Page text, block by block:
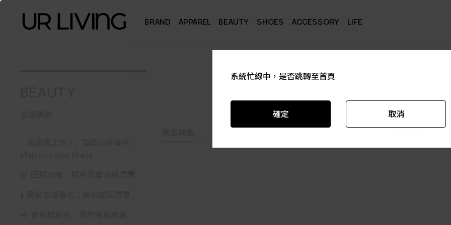
BRAND APPAREL BEAUTY SHOES ACCESSORY LIFE
系統忙線中，是否跳轉至首頁
確定 取消
系統忙線中，是否跳轉至首頁
確定 取消
系統忙線中，是否跳轉至首頁
確定 取消
系統忙線中，是否跳轉至首頁
確定 取消
系統忙線中，是否跳轉至首頁
確定 取消
系統忙線中，是否跳轉至首頁
確定 取消